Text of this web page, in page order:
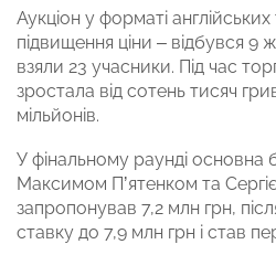
Аукціон у форматі
підвищення ціни – відбувся 9
взяли 23 учасники. Під час
зростала від сотень тисяч
мільйонів.
У фінальному раунді основна
Максимом Пʼятенком та
запропонував 7,2 млн грн,
ставку до 7,9 млн грн і став